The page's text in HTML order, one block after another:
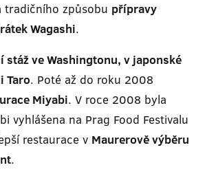
tradičního způsobu přípravy
Wagashi.
ve Washingtonu, v japonské
Taro. Poté až do roku 2008
Miyabi. V roce 2008 byla
vyhlášena na Prag Food Festivalu
restaurace v Maurerově výběru
.